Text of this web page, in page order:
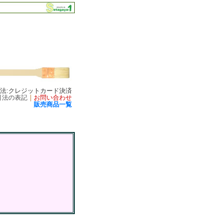
:クレジットカード決済
法の表記｜ お問い合わせ
販売商品一覧